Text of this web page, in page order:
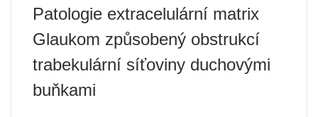
Patologie extracelulární matrix
Glaukom způsobený obstrukcí
trabekulární síťoviny duchovými
buňkami